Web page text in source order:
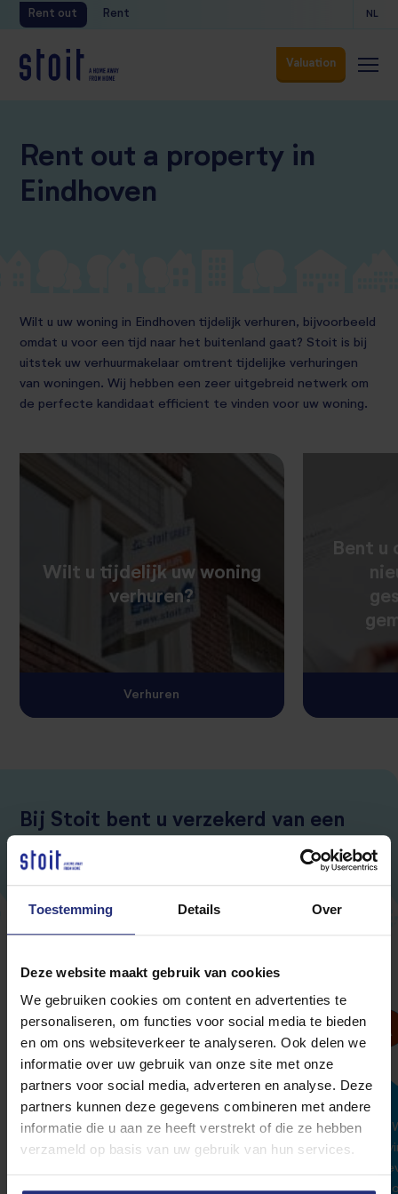
Toestemming Details Over
Deze website maakt gebruik van cookies
We gebruiken cookies om content en advertenties te
personaliseren, om functies voor social media te bieden
en om ons websiteverkeer te analyseren. Ook delen we
informatie over uw gebruik van onze site met onze
partners voor social media, adverteren en analyse. Deze
partners kunnen deze gegevens combineren met andere
informatie die u aan ze heeft verstrekt of die ze hebben
verzameld op basis van uw gebruik van hun services.
Rent out Rent NL
Valuation
Rent out a property in
Eindhoven
Wilt u uw woning in Eindhoven tijdelijk verhuren, bijvoorbeeld
omdat u voor een tijd naar het buitenland gaat? Stoit is bij
uitstek uw verhuurmakelaar omtrent tijdelijke verhuringen
van woningen. Wij hebben een zeer uitgebreid netwerk om
de perfecte kandidaat efficient te vinden voor uw woning.
Wilt u tijdelijk uw woning
verhuren?
Verhuren
Bent u
Bij Stoit bent u verzekerd van een
snel verhuurtraject!
Rated with a 3.9/5
Info Zara Thuiszorg
Tijdens het verhuren van onze woning in
Eindhoven.Wij hebben erg fijne ervaring met Stoit
medewerkers en je krijgt meteen antwoord op je